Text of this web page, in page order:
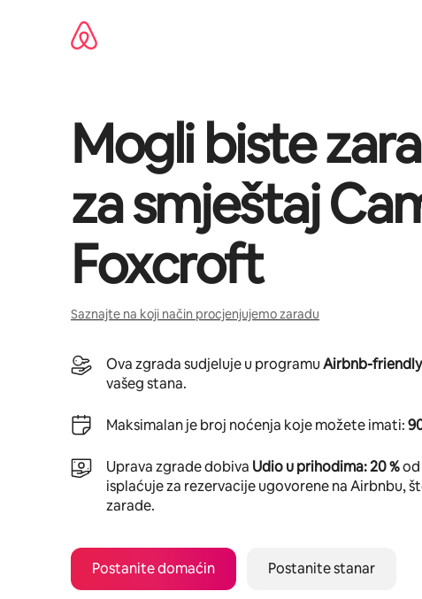
Mogli biste
za smještaj
Foxcroft
Saznajte na koji način procjenjujemo zaradu
Ova zgrada sudjeluje u programuAirbnb-friendly
vašeg stana.
Maksimalan je broj noćenja koje možete imati:
Uprava zgrade dobiva Udio u prihodima: 20 %od
isplaćuje za rezervacije ugovorene na Airbnbu,
zarade.
Postanite domaćin Postanite stanar